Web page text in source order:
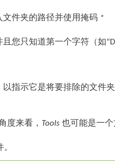
件夹的路径并使用掩码 *
您只知道第一个字符（如
以指示它是将要排除的文件
度来看， Tools 也可能是一个